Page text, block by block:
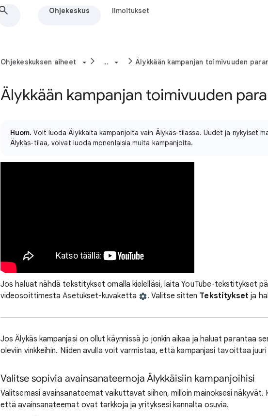
Ohjekeskus Ilmoitukset
Ohjekeskuksen aiheet ... Älykkään kampanjan toimivuuden
Älykkään kampanjan toimivuuden
Huom. Voit luoda Älykkäitä kampanjoita vain Älykäs-tilassa. Uudet ja nykyiset
Älykäs-tilaa, voivat luoda monenlaisia muita kampanjoita.
Jos haluat nähdä tekstitykset omalla kielelläsi, laita YouTube-tekstitykset
videosoittimesta Asetukset-kuvaketta
. Valitse sitten Tekstitykset ja
Jos Älykäs kampanjasi on ollut käynnissä jo jonkin aikaa ja haluat parantaa
oleviin vinkkeihin. Niiden avulla voit varmistaa, että kampanjasi tavoittaa
Valitse sopivia avainsanateemoja Älykkäisiin kampanjoihisi
Valitsemasi avainsanateemat vaikuttavat siihen, milloin mainoksesi
että avainsanateemat ovat tarkkoja ja yrityksesi kannalta osuvia.